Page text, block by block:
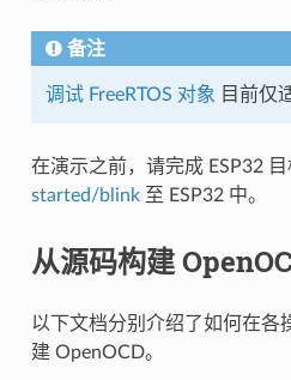
备注
调试 FreeRTOS 对象 目前仅
在演示之前，请完成 ESP32
started/blink至 ESP32 中。
从源码构建
以下文档分别介绍了如何在各
建 OpenOCD。